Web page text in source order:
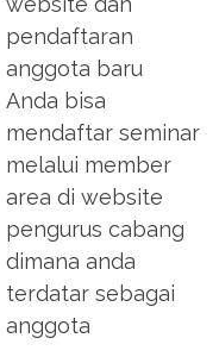
pendaftaran
anggota baru
Anda bisa
mendaftar seminar
melalui member
area di website
pengurus cabang
dimana anda
terdatar sebagai
anggota